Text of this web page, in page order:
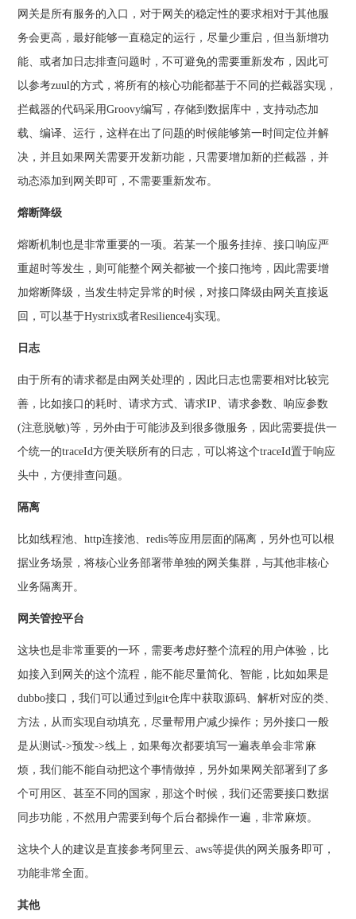
网关是所有服务的入口，对于网关的稳定性的要求相对于其他服
务会更高，最好能够一直稳定的运行，尽量少重启，但当新增功
能、或者加日志排查问题时，不可避免的需要重新发布，因此可
以参考zuul的方式，将所有的核心功能都基于不同的拦截器实现，
拦截器的代码采用Groovy编写，存储到数据库中，支持动态加
载、编译、运行，这样在出了问题的时候能够第一时间定位并解
决，并且如果网关需要开发新功能，只需要增加新的拦截器，并
动态添加到网关即可，不需要重新发布。
熔断降级
熔断机制也是非常重要的一项。若某一个服务挂掉、接口响应严
重超时等发生，则可能整个网关都被一个接口拖垮，因此需要增
加熔断降级，当发生特定异常的时候，对接口降级由网关直接返
回，可以基于Hystrix或者Resilience4j实现。
日志
由于所有的请求都是由网关处理的，因此日志也需要相对比较完
善，比如接口的耗时、请求方式、请求IP、请求参数、响应参数
(注意脱敏)等，另外由于可能涉及到很多微服务，因此需要提供一
个统一的traceId方便关联所有的日志，可以将这个traceId置于响应
头中，方便排查问题。
隔离
比如线程池、http连接池、redis等应用层面的隔离，另外也可以根
据业务场景，将核心业务部署带单独的网关集群，与其他非核心
业务隔离开。
网关管控平台
这块也是非常重要的一环，需要考虑好整个流程的用户体验，比
如接入到网关的这个流程，能不能尽量简化、智能，比如如果是
dubbo接口，我们可以通过到git仓库中获取源码、解析对应的类、
方法，从而实现自动填充，尽量帮用户减少操作；另外接口一般
是从测试->预发->线上，如果每次都要填写一遍表单会非常麻
烦，我们能不能自动把这个事情做掉，另外如果网关部署到了多
个可用区、甚至不同的国家，那这个时候，我们还需要接口数据
同步功能，不然用户需要到每个后台都操作一遍，非常麻烦。
这块个人的建议是直接参考阿里云、aws等提供的网关服务即可，
功能非常全面。
其他